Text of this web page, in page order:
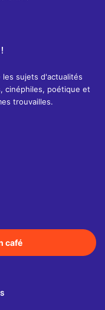
sujets d'actualités
cinéphiles, poétique et
trouvailles.
café